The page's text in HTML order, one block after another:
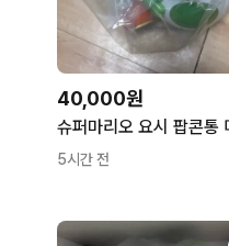
40,000원
5시간 전